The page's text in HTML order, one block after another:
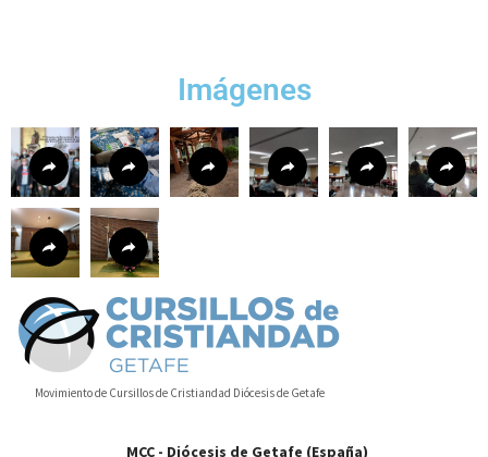
Imágenes
Movimiento de Cursillos de Cristiandad Diócesis de Getafe
MCC - Diócesis de Getafe (España)